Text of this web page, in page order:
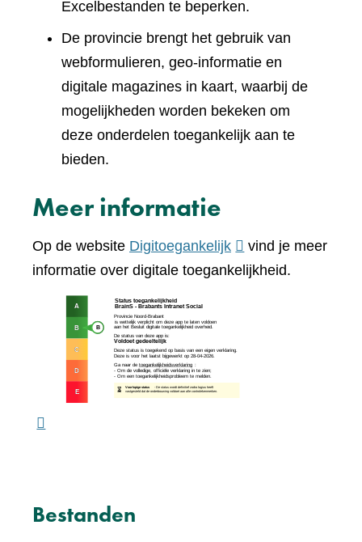
Excelbestanden te beperken.
De provincie brengt het gebruik van
webformulieren, geo-informatie en
digitale magazines in kaart, waarbij de
mogelijkheden worden bekeken om
deze onderdelen toegankelijk aan te
bieden.
Meer informatie
Op de website Digitoegankelijk(verwijst
naar
vind je meer
informatie over digitale toegankelijkheid.
Bestanden